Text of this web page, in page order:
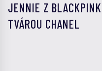
JENNIE Z
TVÁROU CHANEL